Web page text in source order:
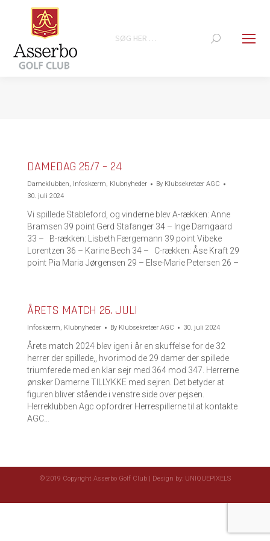
Search:
DAMEDAG 25/7 – 24
Dameklubben, Infoskærm, Klubnyheder By Klubsekretær AGC
30. juli 2024
Vi spillede Stableford, og vinderne blev A-rækken: Anne
Bramsen 39 point Gerd Stafanger 34 – Inge Damgaard
33 – B-rækken: Lisbeth Færgemann 39 point Vibeke
Lorentzen 36 – Karine Bech 34 – C-rækken: Åse Kraft 29
point Pia Maria Jørgensen 29 – Else-Marie Petersen 26 –
ÅRETS MATCH 26. JULI
Infoskærm, Klubnyheder By Klubsekretær AGC 30. juli 2024
Årets match 2024 blev igen i år en skuffelse for de 32
herrer der spillede,, hvorimod de 29 damer der spillede
triumferede med en klar sejr med 364 mod 347. Herrerne
ønsker Damerne TILLYKKE med sejren. Det betyder at
figuren bliver stående i venstre side over pejsen.
Herreklubben Agc opfordrer Herrespillerne til at kontakte
AGC…
© 2019 Copyright Asserbo Golf Club | Design by: UNIQUEPIXELS